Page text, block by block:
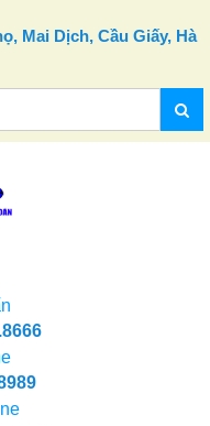
Mai Dịch, Cầu Giấy, Hà